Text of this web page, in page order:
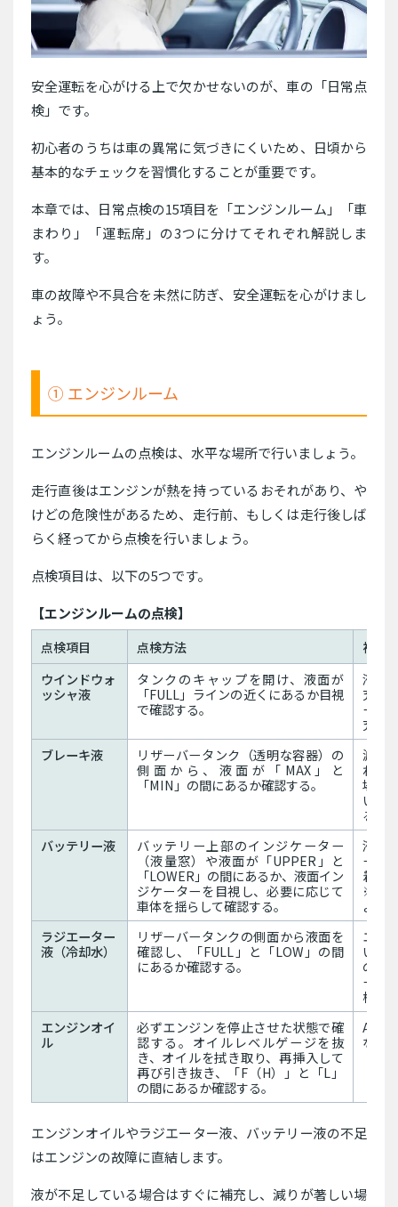
安全運転を心がける上で欠かせないのが、車の「日常点
検」です。
初心者のうちは車の異常に気づきにくいため、日頃から
基本的なチェックを習慣化することが重要です。
本章では、日常点検の15項目を「エンジンルーム」「車
まわり」「運転席」の3つに分けてそれぞれ解説しま
す。
車の故障や不具合を未然に防ぎ、安全運転を心がけまし
ょう。
① エンジンルーム
エンジンルームの点検は、水平な場所で行いましょう。
走行直後はエンジンが熱を持っているおそれがあり、や
けどの危険性があるため、走行前、もしくは走行後しば
らく経ってから点検を行いましょう。
点検項目は、以下の5つです。
【エンジンルームの点検】
点検項目
点検方法
補足
ウインドウォ
ッシャ液
タンクのキャップを開け、液面が
「FULL」ラインの近くにあるか目視
で確認する。
液が
充す
ー用
充す
ブレーキ液
リザーバータンク（透明な容器）の
側面から、液面が「MAX」と
「MIN」の間にあるか確認する。
減っ
れの
場で
いと
る）
バッテリー液
バッテリー上部のインジケーター
（液量窓）や液面が「UPPER」と
「LOWER」の間にあるか、液面イン
ジケーターを目視し、必要に応じて
車体を揺らして確認する。
液が
ー液
着し
※メ
よび
ラジエーター
液（冷却水）
リザーバータンクの側面から液面を
確認し、「FULL」と「LOW」の間
にあるか確認する。
エン
いる
の際
ー液
検・
エンジンオイ
ル
必ずエンジンを停止させた状態で確
認する。オイルレベルゲージを抜
き、オイルを拭き取り、再挿入して
再び引き抜き、「F（H）」と「L」
の間にあるか確認する。
AT車
ない
エンジンオイルやラジエーター液、バッテリー液の不足
はエンジンの故障に直結します。
液が不足している場合はすぐに補充し、減りが著しい場